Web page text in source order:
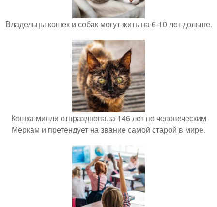
Владельцы кошек и собак могут жить на 6-10 лет дольше.
Кошка милли отпраздновала 146 лет по человеческим
Меркам и претендует на звание самой старой в мире.